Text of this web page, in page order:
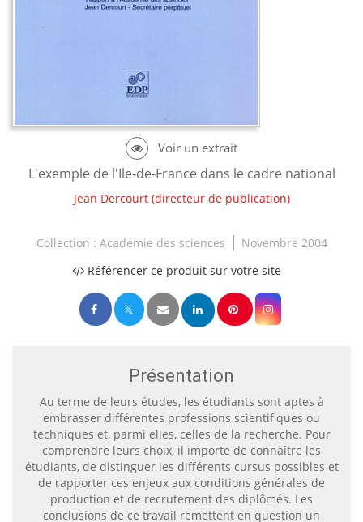
L'exemple de l'Ile-de-France dans le cadre national
Jean Dercourt(directeur de publication)
Collection : Académie des sciences
Novembre 2004
Référencer ce produit sur votre site
Présentation
Au terme de leurs études, les étudiants sont aptes à
embrasser différentes professions scientifiques ou
techniques et, parmi elles, celles de la recherche. Pour
comprendre leurs choix, il importe de connaître les
étudiants, de distinguer les différents cursus possibles et
de rapporter ces enjeux aux conditions générales de
production et de recrutement des diplômés. Les
conclusions de ce travail remettent en question un